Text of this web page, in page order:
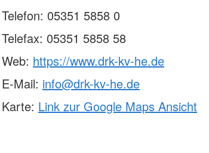
Telefon: 05351 5858 0
Telefax: 05351 5858 58
Web: https://www.drk-kv-he.de
E-Mail: info@drk-kv-he.de
Karte: Link zur Google Maps Ansicht